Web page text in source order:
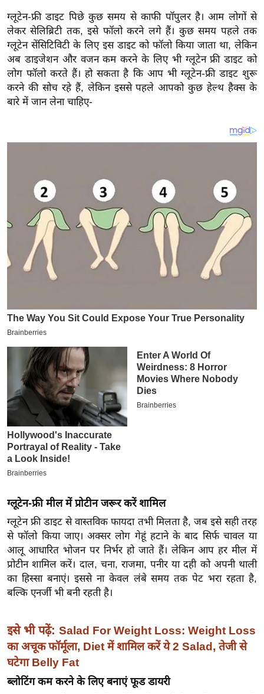
त
वि
शे
ष
ज्ञ
रा
य
ज
0
2
6
म
-
पे
प
र
मि
सा
ल
बे
मि
सा
श
ख्सि
य
त
यं
ग्लूटेन-फ्री डाइट पिछे कुछ समय से काफी पॉपुलर है। आम लोगों से
लेकर सेलिब्रिटी तक, इसे फॉलो करने लगे हैं। कुछ समय पहले तक
ग्लूटेन सेंसिटिविटी के लिए इस डाइट को फॉलो किया जाता था, लेकिन
अब डाइजेशन और वजन कम करने के लिए भी ग्लूटेन फ्री डाइट को
लोग फॉलो करते हैं। हो सकता है कि आप भी ग्लूटेन-फ्री डाइट शुरू
करने की सोच रहे हैं, लेकिन इससे पहले आपको कुछ हेल्थ हैक्स के
बारे में जान लेना चाहिए-
ग्लूटेन-फ्री मील में प्रोटीन जरूर करें शामिल
ग्लूटेन फ्री डाइट से वास्तविक फायदा तभी मिलता है, जब इसे सही तरह
से फॉलो किया जाए। अक्सर लोग गेहूं हटाने के बाद सिर्फ चावल या
आलू आधारित भोजन पर निर्भर हो जाते हैं। लेकिन आप हर मील में
प्रोटीन शामिल करें। दाल, चना, राजमा, पनीर या दही को अपनी थाली
का हिस्सा बनाएं। इससे ना केवल लंबे समय तक पेट भरा रहता है,
बल्कि एनर्जी भी बनी रहती है।
इसे भी पढ़ें: Salad For Weight Loss: Weight Loss
का अचूक फॉर्मूला, Diet में शामिल करें ये 2 Salad, तेजी से
घटेगा Belly Fat
ब्लोटिंग कम करने के लिए बनाएं फूड डायरी